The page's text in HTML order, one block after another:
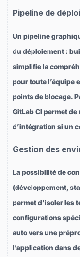
Pipeline de
Un pipeline
du déploiement :
simplifie la
pour toute l’équipe
points de blocage.
GitLab CI permet
d’intégration si un
Gestion des
La possibilité de
(développement,
permet d’isoler les
configurations
auto vers une
l’application dans